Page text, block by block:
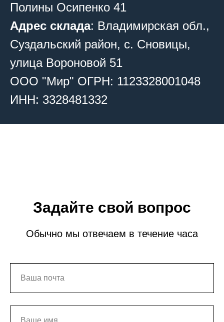
Полины Осипенко 41
Адрес склада: Владимирская обл.,
Суздальский район, с. Сновицы,
улица Вороновой 51
ООО "Мир" ОГРН: 1123328001048
ИНН: 3328481332
Задайте свой вопрос
Обычно мы отвечаем в течение часа